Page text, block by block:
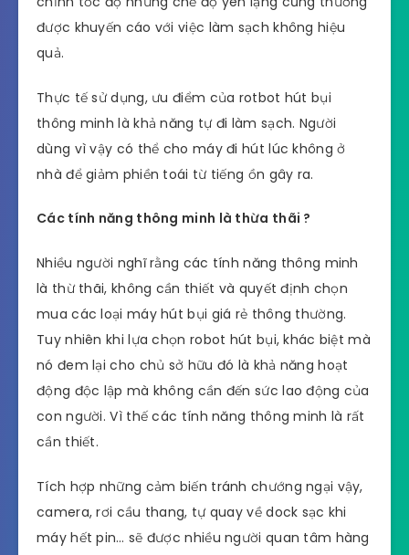
được khuyến cáo với việc làm sạch không hiệu
quả.
Thực tế sử dụng, ưu điểm của rotbot hút bụi
thông minh là khả năng tự đi làm sạch. Người
dùng vì vậy có thể cho máy đi hút lúc không ở
nhà để giảm phiền toái từ tiếng ồn gây ra.
Các tính năng thông minh là thừa thãi ?
Nhiều người nghĩ rằng các tính năng thông minh
là thừ thãi, không cần thiết và quyết định chọn
mua các loại máy hút bụi giá rẻ thông thường.
Tuy nhiên khi lựa chọn robot hút bụi, khác biệt mà
nó đem lại cho chủ sở hữu đó là khả năng hoạt
động độc lập mà không cần đến sức lao động của
con người. Vì thế các tính năng thông minh là rất
cần thiết.
Tích hợp những cảm biến tránh chướng ngại vậy,
camera, rơi cầu thang, tự quay về dock sạc khi
máy hết pin… sẽ được nhiều người quan tâm hàng